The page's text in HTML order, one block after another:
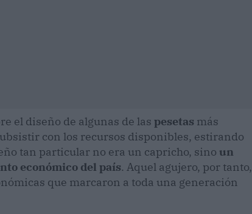
el diseño de algunas de las pesetas más
con los recursos disponibles, estirando
tan particular no era un capricho, sino un
económico del país. Aquel agujero, por tanto,
que marcaron a toda una generación